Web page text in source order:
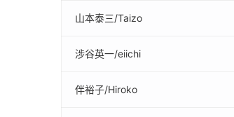
山本泰三/Taizo
涉谷英一/eiichi
伴裕子/Hiroko